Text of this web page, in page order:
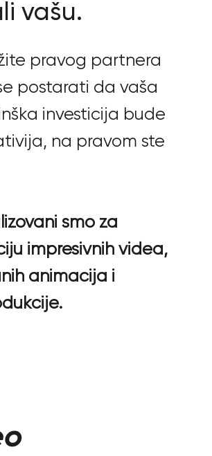
vašu.
pravog partnera
postarati da vaša
investicija bude
na pravom ste
smo za
impresivnih videa,
animacija i